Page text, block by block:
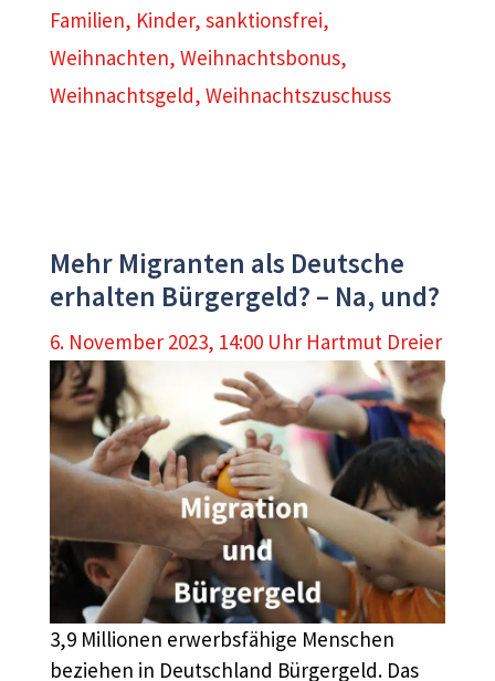
Familien, Kinder, sanktionsfrei,
Weihnachten, Weihnachtsbonus,
Weihnachtsgeld, Weihnachtszuschuss
Mehr Migranten als Deutsche
erhalten Bürgergeld? – Na, und?
6. November 2023, 14:00 Uhr Hartmut Dreier
3,9 Millionen erwerbsfähige Menschen
beziehen in Deutschland Bürgergeld. Das